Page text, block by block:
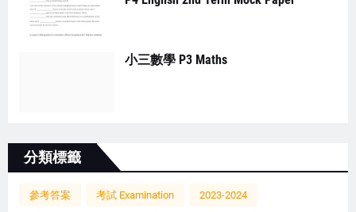
小三數學 P3 Maths
分類標籤
參考答案 考試 Examination 2023-2024